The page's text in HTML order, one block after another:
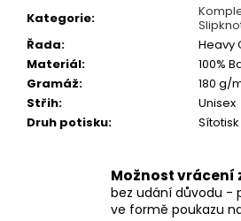
Kategorie:
Řada:
Heavy
Materiál:
100%
Gramáž:
180 g/
Střih:
Unisex
Druh potisku: Sítotisk
Možnost vrácení
bez udání důvodu -
ve formě poukazu
WARRIORS
OF
THE
WORLD
2002
490
Kč